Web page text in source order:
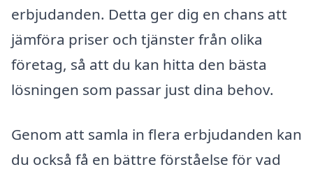
erbjudanden. Detta ger dig en chans att
jämföra priser och tjänster från olika
företag, så att du kan hitta den bästa
lösningen som passar just dina behov.
Genom att samla in flera erbjudanden kan
du också få en bättre förståelse för vad